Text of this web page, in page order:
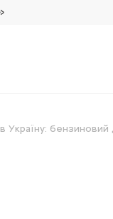
бензиновий